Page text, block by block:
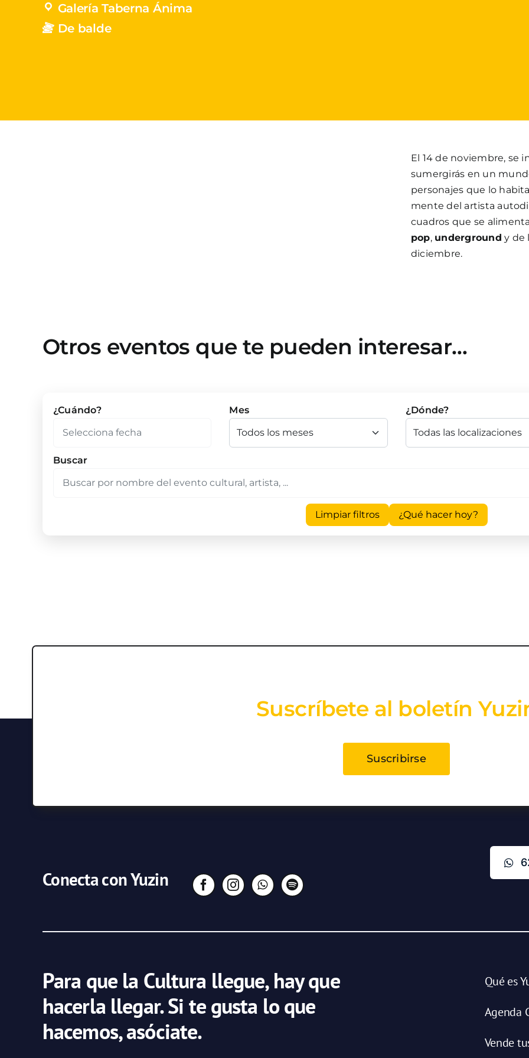
Galería Taberna Ánima
De balde
El 14 de noviembre, se
sumergirás en un
personajes que lo
mente del artista
cuadros que se
pop, underground y de
diciembre.
Otros eventos que te pueden interesar…
¿Cuándo? Mes ¿Dónde?
Buscar
Limpiar filtros ¿Qué hacer hoy?
Suscríbete al boletín
Suscribirse
Conecta con Yuzin
Para que la Cultura llegue, hay que
hacerla llegar. Si te gusta lo que
hacemos, asóciate.
Qué es
Agenda
Vende